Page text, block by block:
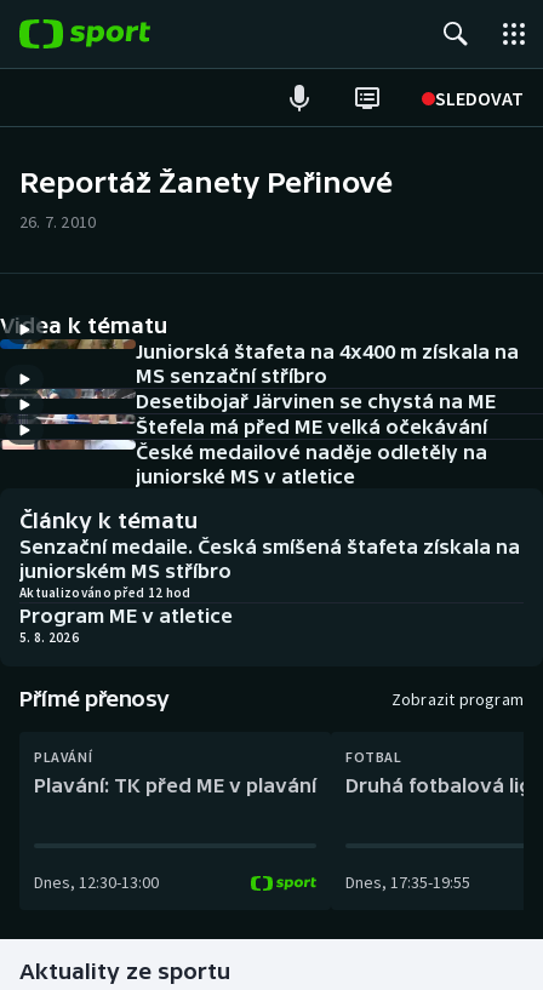
SLEDOVAT
Hokej
Tenis
Atletika
Cyklistika
DALŠÍ SPORTY
Baseball a softbal
Basketbal
Box
Florbal
NEPŘEHLÉDNĚTE
Soutěže
Historické návraty
Reportáž Žanety Peřinové
26. 7. 2010
Videa k tématu
Juniorská štafeta na 4x400 m získala na
MS senzační stříbro
Desetibojař Järvinen se chystá na ME
Štefela má před ME velká očekávání
České medailové naděje odletěly na
juniorské MS v atletice
Články k tématu
Senzační medaile. Česká smíšená štafeta získala na
juniorském MS stříbro
Aktualizováno před 12 hod
Program ME v atletice
5. 8. 2026
Přímé přenosy Zobrazit program
PLAVÁNÍ
Plavání: TK před ME v plavání
Dnes, 12:30-13:00
FOTBAL
Druhá fotbalová
Dnes, 17:35-19:55
Aktuality ze sportu